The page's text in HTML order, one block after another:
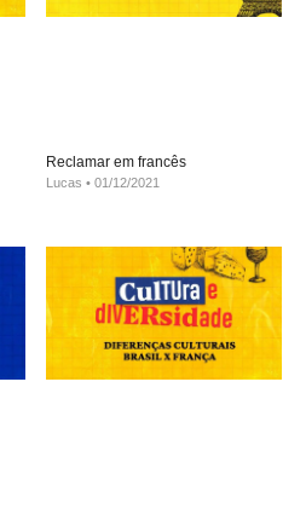
Reclamar em francês
Lucas 01/12/2021